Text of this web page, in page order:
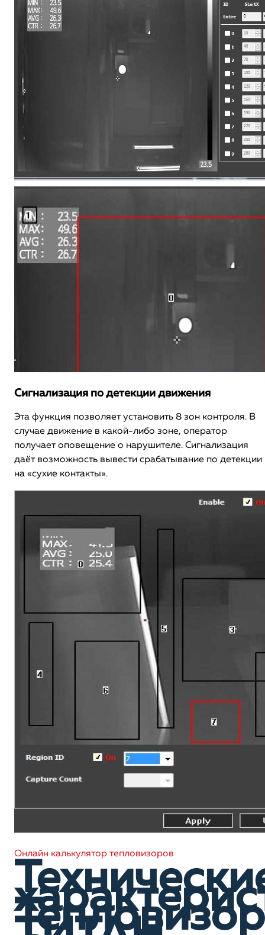
Сигнализация по детекции движения
Эта функция позволяет установить 8 зон контроля. В
случае движение в какой-либо зоне, оператор
получает оповещение о нарушителе. Сигнализация
даёт возможность вывести срабатывание по детекции
на «сухие контакты».
Онлайн калькулятор тепловизоров
Тепловизор